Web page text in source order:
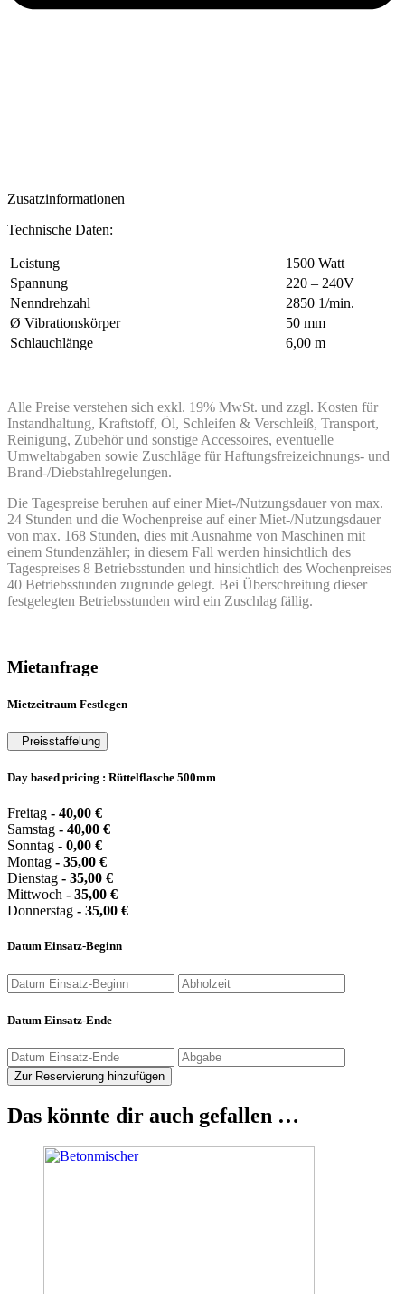
Zusatzinformationen
Technische Daten:
Leistung
1500 Watt
Spannung
220 – 240V
Nenndrehzahl
2850 1/min.
Ø Vibrationskörper
50 mm
Schlauchlänge
6,00 m
Alle Preise verstehen sich exkl. 19% MwSt. und zzgl. Kosten für
Instandhaltung, Kraftstoff, Öl, Schleifen & Verschleiß, Transport,
Reinigung, Zubehör und sonstige Accessoires, eventuelle
Umweltabgaben sowie Zuschläge für Haftungsfreizeichnungs- und
Brand-/Diebstahlregelungen.
Die Tagespreise beruhen auf einer Miet-/Nutzungsdauer von max.
24 Stunden und die Wochenpreise auf einer Miet-/Nutzungsdauer
von max. 168 Stunden, dies mit Ausnahme von Maschinen mit
einem Stundenzähler; in diesem Fall werden hinsichtlich des
Tagespreises 8 Betriebsstunden und hinsichtlich des Wochenpreises
40 Betriebsstunden zugrunde gelegt. Bei Überschreitung dieser
festgelegten Betriebsstunden wird ein Zuschlag fällig.
Mietanfrage
Mietzeitraum Festlegen
Preisstaffelung
Day based pricing : Rüttelflasche 500mm
Freitag - 40,00 €
Samstag - 40,00 €
Sonntag - 0,00 €
Montag - 35,00 €
Dienstag - 35,00 €
Mittwoch - 35,00 €
Donnerstag - 35,00 €
Datum Einsatz-Beginn
Datum Einsatz-Ende
Zur Reservierung hinzufügen
Das könnte dir auch gefallen …